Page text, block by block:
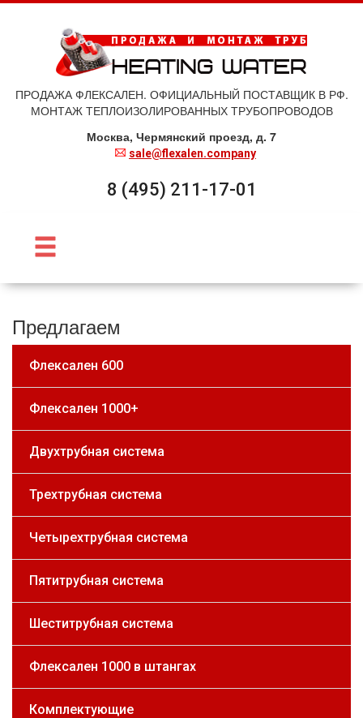
ПРОДАЖА ФЛЕКСАЛЕН. ОФИЦИАЛЬНЫЙ ПОСТАВЩИК В РФ.
МОНТАЖ ТЕПЛОИЗОЛИРОВАННЫХ ТРУБОПРОВОДОВ
Москва, Чермянский проезд, д. 7
sale@flexalen.company
8 (495) 211-17-01
Предлагаем
Флексален 600
Флексален 1000+
Двухтрубная система
Трехтрубная система
Четырехтрубная система
Пятитрубная система
Шеститрубная система
Флексален 1000 в штангах
Комплектующие